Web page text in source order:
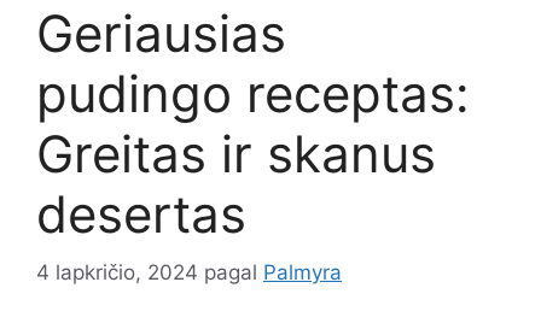
Geriausias
pudingo receptas:
Greitas ir skanus
desertas
4 lapkričio, 2024 pagal Palmyra